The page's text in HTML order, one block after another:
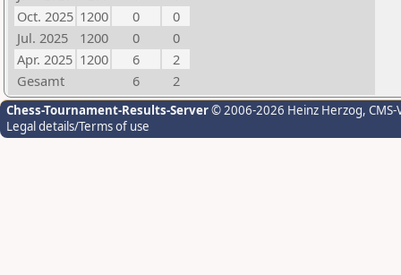
Oct. 2025 1200 0
0
Jul. 2025
1200 0
0
Apr. 2025 1200 6
2
Gesamt
6 2
Chess-Tournament-Results-Server© 2006-2026 Heinz Herzog,
Legal details/Terms of use